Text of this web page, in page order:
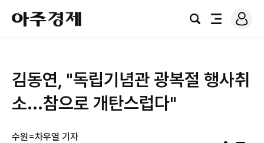
아
주
경
검
전
로
그
김동연, "독립기념관 광복절 행사취
소...참으로 개탄스럽다"
수원=차우열 기자